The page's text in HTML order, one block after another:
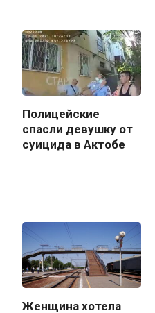
Полицейские
спасли девушку от
суицида в Актобе
Женщина хотела